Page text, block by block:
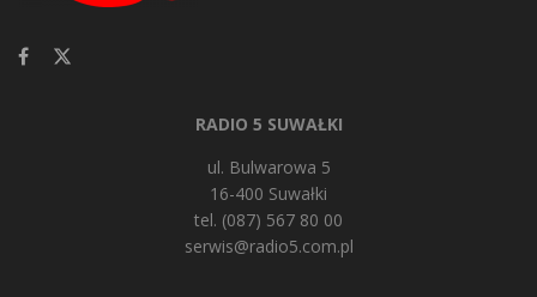
RADIO 5 SUWAŁKI
ul. Bulwarowa 5
16-400 Suwałki
tel. (087) 567 80 00
serwis@radio5.com.pl